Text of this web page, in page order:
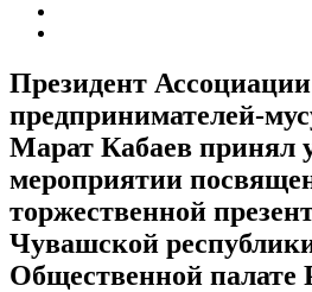
Президент Ассоциации
предпринимателей-
Марат Кабаев принял
мероприятии
торжественной
Чувашской
Общественной палате